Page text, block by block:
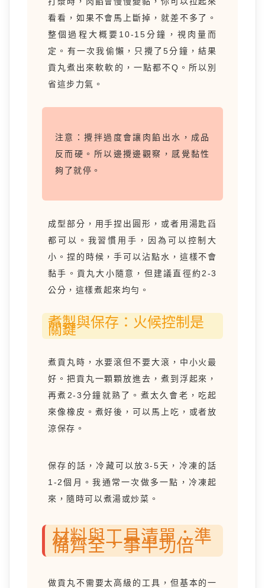
看看，如果不會馬上斷掉，就差不多了。
整個過程大概要10-15分鐘，視肉量而
定。有一次我偷懶，只攪了5分鐘，結果
貢丸煮出來軟軟的，一點都不Q。所以別
省這步力氣。
注意：攪拌過度會讓肉餡出水，成品
反而硬。所以邊攪邊觀察，感覺黏性
夠了就停。
成型部分，用手捏出圓形，或者用湯匙舀
都可以。我習慣用手，因為可以控制大
小。捏的時候，手可以沾點水，這樣不會
黏手。貢丸大小隨意，但建議直徑約2-3
公分，這樣煮起來均勻。
煮製與保存：火候控制是
關鍵
煮貢丸時，水要滾但不要大滾，中小火最
好。把貢丸一顆顆放進去，煮到浮起來，
再煮2-3分鐘就熟了。煮太久會老，吃起
來像橡皮。煮好後，可以馬上吃，或者放
涼保存。
保存的話，冷藏可以放3-5天，冷凍的話
1-2個月。我通常一次做多一點，冷凍起
來，隨時可以煮湯或炒菜。
材料與工具清單：準
備齊全，事半功倍
做貢丸不需要太高級的工具，但基本的一